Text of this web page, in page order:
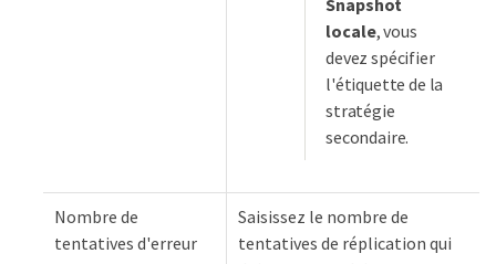
Snapshot
locale, vous
devez spécifier
l'étiquette de la
stratégie
secondaire.
Nombre de
tentatives d'erreur
Saisissez le nombre de
tentatives de réplication qui